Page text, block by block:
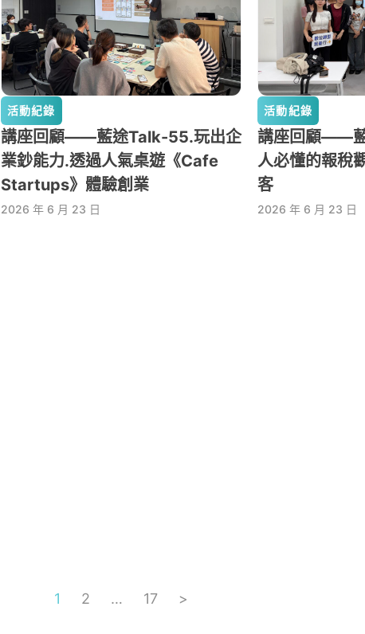
活動紀錄
講座回顧——藍途Talk-55.玩出企
業鈔能力.透過人氣桌遊《Cafe
Startups》體驗創業
2026 年 6 月 23 日
活動紀錄
講座回顧——
人必懂的報稅
客
2026 年 6 月 23 日
1 2 … 17 >